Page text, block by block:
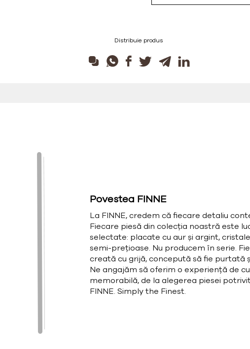
Distribuie produs
Povestea FINNE
La FINNE, credem că fiecare detaliu
Fiecare piesă din colecția noastră este
selectate: placate cu aur și argint,
semi-prețioase. Nu producem în serie.
creată cu grijă, concepută să fie purtată
Ne angajăm să oferim o experiență de
memorabilă, de la alegerea piesei
FINNE. Simply the Finest.